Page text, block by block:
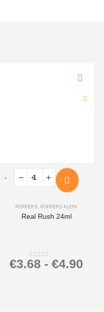
POPPERS, POPPERS KLEIN
Real Rush 24ml
0out of 5
€3.68 - €4.90
- +